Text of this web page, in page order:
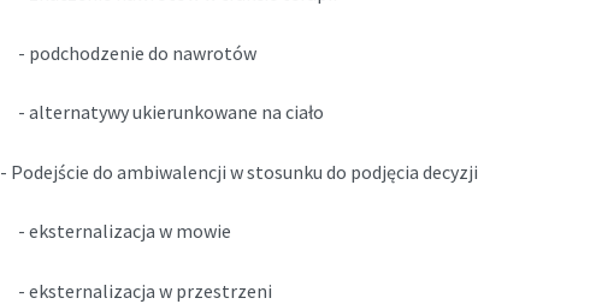
- podchodzenie do nawrotów
- alternatywy ukierunkowane na ciało
- Podejście do ambiwalencji w stosunku do podjęcia decyzji
- eksternalizacja w mowie
- eksternalizacja w przestrzeni